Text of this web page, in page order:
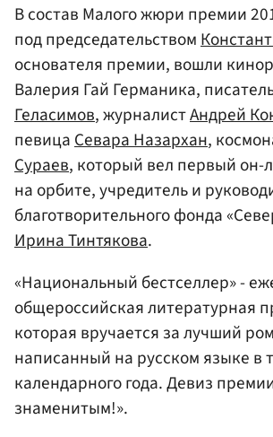
В состав Малого жюри премии
под председательством
основателя премии, вошли
Валерия Гай Германика,
Геласимов, журналистАндрей
певицаСевара Назархан,
Сураев, который вел первый он-
на орбите, учредитель и
благотворительного фонда
Ирина Тинтякова.
«Национальный бестселлер» -
общероссийская литературная
которая вручается за лучший
написанный на русском языке в
календарного года. Девиз
знаменитым!».